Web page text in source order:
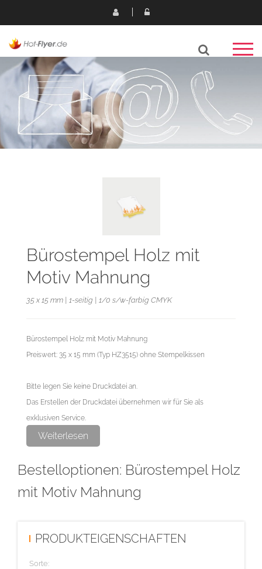
Bürostempel Holz mit
Motiv Mahnung
35 x 15 mm | 1-seitig | 1/0 s/w-farbig CMYK
Bürostempel Holz mit Motiv Mahnung
Preiswert: 35 x 15 mm (Typ HZ3515) ohne Stempelkissen
Bitte legen Sie keine Druckdatei an.
Das Erstellen der Druckdatei übernehmen wir für Sie als
exklusiven Service.
Weiterlesen
Bestelloptionen: Bürostempel Holz
mit Motiv Mahnung
PRODUKTEIGENSCHAFTEN
Sorte: